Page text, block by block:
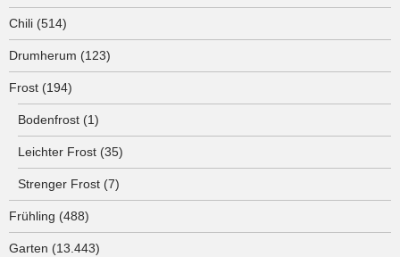
Chili (514)
Drumherum (123)
Frost (194)
Bodenfrost (1)
Leichter Frost (35)
Strenger Frost (7)
Frühling (488)
Garten (13.443)